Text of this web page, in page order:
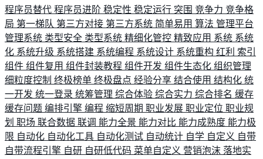
程序员替代 程序员进阶 稳定性 稳定运行 突围 竞争力 竞争格
局 第一梯队 第三方对接 第三方系统 简单易用 算法 管理平台
管理系统 类型安全 类型系统 精细化管控 精致应用 系统 系统
化 系统升级 系统搭建 系统编程 系统设计 系统重构 红利 索引
组件 组件复用 组件封装教程 组件开发 组件生态化 组织管理
细粒度控制 终极榜单 终极盘点 经验分享 结合使用 结构化 统
一开发 统一登录 统筹管理 综合体验 综合实力 综合排名 缓存
缓存问题 编排引擎 编程 缩短周期 职业发展 职业定位 职业规
划 职场 联合数据 联调 能力全景 能力对比 能力成熟度 能力极
限 自动化 自动化工具 自动化测试 自动统计 自学 自定义 自带
自带流程引擎 自研 自研低代码 菜单自定义 营销泡沫 落地实